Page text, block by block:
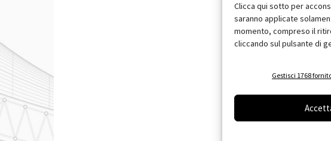
Clicca qui sotto per
saranno applicate
momento, compreso il
cliccando sul pulsante di
Gestisci 1768